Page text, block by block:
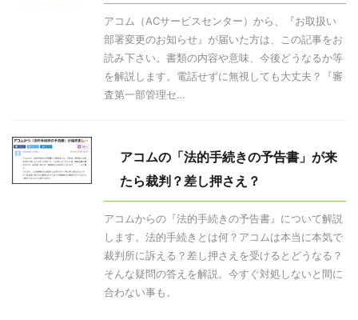
アコム（ACサービスセンター）から、『お取扱い
部署変更のお知らせ』が届いた方は、この記事をお
読み下さい。書類の内容や意味、今後どうなるか等
を解説します。電話せずに無視しても大丈夫？『審
査第一部管理セ…
アコムの「法的手続きの予告書」が来
たら裁判？差し押さえ？
アコムからの『法的手続きの予告書』について解説
します。法的手続きとは何？アコムは本当に本気で
裁判所に訴える？差し押さえを受けるとどうなる？
そんな疑問の答えを解説。今すぐ対処しないと間に
合わない事も。